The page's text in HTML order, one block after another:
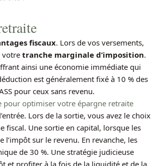
fiscaux. Lors de vos versements,
votre tranche marginale d’imposition.
ainsi une économie immédiate qui
est généralement fixé à 10 % des
pour ceux sans revenu.
pour optimiser votre épargne retraite
Lors de la sortie, vous avez le choix
fiscal. Une sortie en capital, lorsque les
sur le revenu. En revanche, les
de 30 %. Une stratégie judicieuse
et profiter à la fois de la liquidité et de la